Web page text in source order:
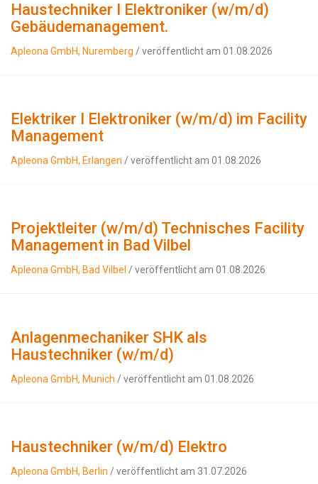
Haustechniker I Elektroniker (w/m/d)
Gebäudemanagement.
Apleona GmbH, Nuremberg / veröffentlicht am 01.08.2026
Elektriker I Elektroniker (w/m/d) im Facility
Management
Apleona GmbH, Erlangen / veröffentlicht am 01.08.2026
Projektleiter (w/m/d) Technisches Facility
Management in Bad Vilbel
Apleona GmbH, Bad Vilbel / veröffentlicht am 01.08.2026
Anlagenmechaniker SHK als
Haustechniker (w/m/d)
Apleona GmbH, Munich / veröffentlicht am 01.08.2026
Haustechniker (w/m/d) Elektro
Apleona GmbH, Berlin / veröffentlicht am 31.07.2026